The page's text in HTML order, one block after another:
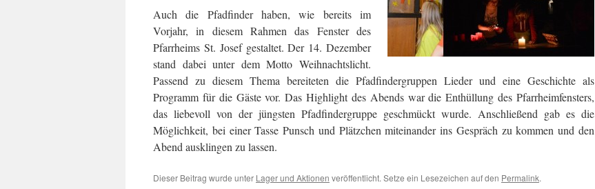
Auch die Pfadfinder haben, wie bereits im
Vorjahr, in diesem Rahmen das Fenster des
Pfarrheims St. Josef gestaltet. Der 14. Dezember
stand dabei unter dem Motto Weihnachtslicht.
Passend zu diesem Thema bereiteten die Pfadfindergruppen Lieder und eine Geschichte als
Programm für die Gäste vor. Das Highlight des Abends war die Enthüllung des Pfarrheimfensters,
das liebevoll von der jüngsten Pfadfindergruppe geschmückt wurde. Anschließend gab es die
Möglichkeit, bei einer Tasse Punsch und Plätzchen miteinander ins Gespräch zu kommen und den
Abend ausklingen zu lassen.
Dieser Beitrag wurde unter Lager und Aktionen veröffentlicht. Setze ein Lesezeichen auf den Permalink.